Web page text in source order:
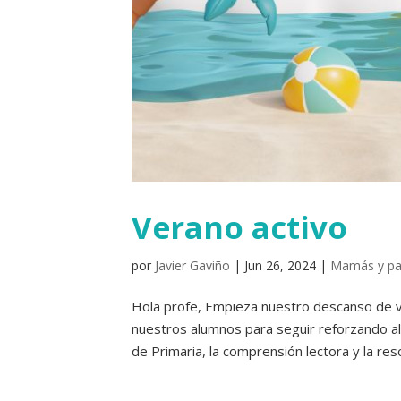
Verano activo
por Javier Gaviño | Jun 26, 2024 | Mamás y
Hola profe, Empieza nuestro descanso de
nuestros alumnos para seguir reforzando
de Primaria, la comprensión lectora y la